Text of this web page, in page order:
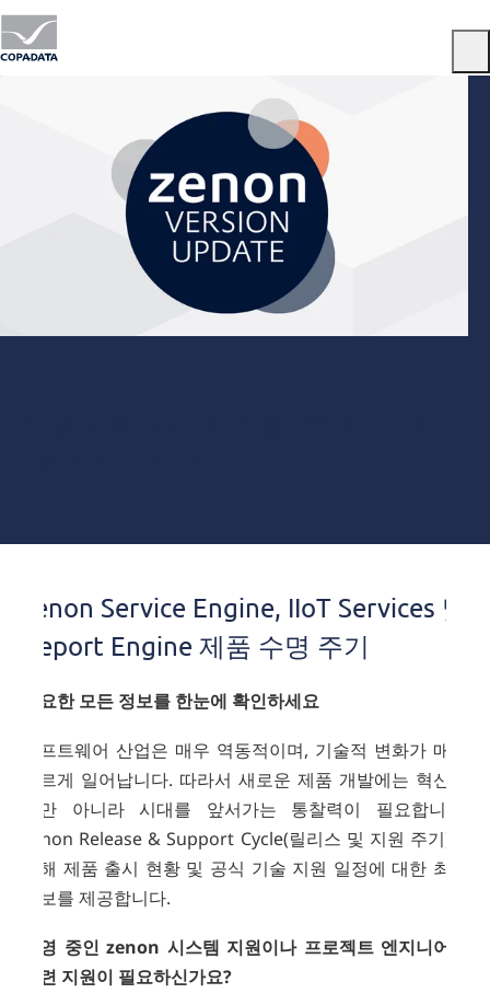
zenon Service Engine, IIoT Services 및
Report Engine 제품 수명 주기
필요한 모든 정보를 한눈에 확인하세요
소프트웨어 산업은 매우 역동적이며, 기술적 변화가 매우
빠르게 일어납니다. 따라서 새로운 제품 개발에는 혁신성
뿐만 아니라 시대를 앞서가는 통찰력이 필요합니다.
zenon Release & Support Cycle(릴리스 및 지원 주기)을
통해 제품 출시 현황 및 공식 기술 지원 일정에 대한 최신
정보를 제공합니다.
운영 중인 zenon 시스템 지원이나 프로젝트 엔지니어링
관련 지원이 필요하신가요?